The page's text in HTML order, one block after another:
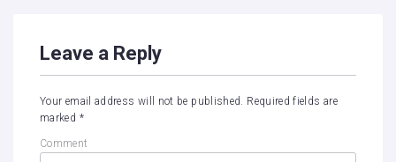
Leave a Reply
Your email address will not be published. Required fields are
marked *
Comment